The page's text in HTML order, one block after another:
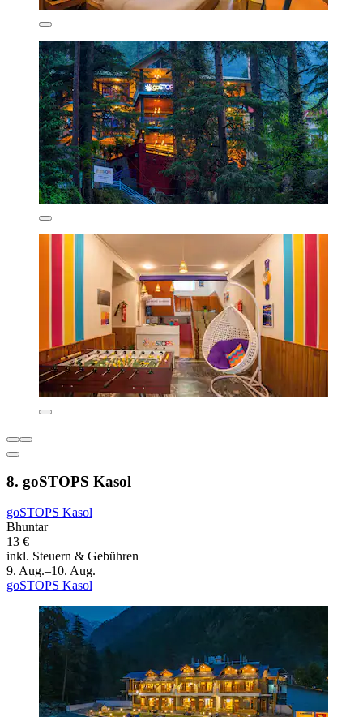
8. goSTOPS Kasol
goSTOPS Kasol
Bhuntar
13 €
inkl. Steuern & Gebühren
9. Aug.–10. Aug.
goSTOPS Kasol